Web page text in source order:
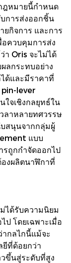
ฎหมายนี้กำหนด
การส่งออกชิ้น
ยกิจการ และการ
อควบคุมการส่ง
Oris จะไม่ได้
ลกระทบอย่าง
ด้และมีราคาที่
pin-lever
ใจเชิงกลยุทธ์ใน
ลาหลายทศวรรษ
สนุนจากกลุ่มผู้
แบบ
รถูกกำจัดออกไป
องผลิตนาฬิกาที่
ได้รับความนิยม
โดยเฉพาะเมื่อ
กลไกนี้แม้จะ
ยีที่ด้อยกว่า
ขึ้นสู่ระดับที่สูง